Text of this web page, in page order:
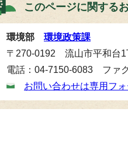
このページに関する
環境部 環境政策課
〒270-0192 流山市平和台
電話：04-7150-6083 ファ
お問い合わせは専用フ